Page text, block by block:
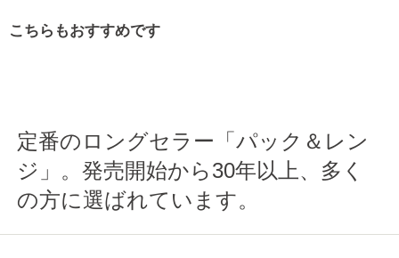
こちらもおすすめです
定番のロングセラー「パック＆レン
ジ」。発売開始から30年以上、多く
の方に選ばれています。